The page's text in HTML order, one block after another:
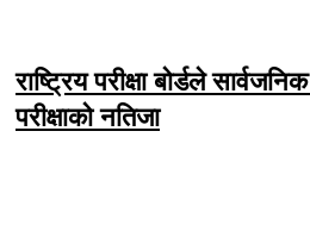
राष्ट्रिय परीक्षा बोर्डले
परीक्षाको नतिजा